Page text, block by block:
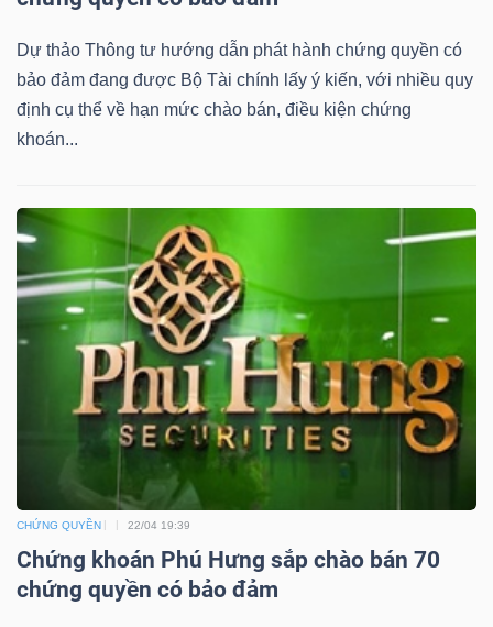
Dự thảo Thông tư hướng dẫn phát hành chứng quyền có
bảo đảm đang được Bộ Tài chính lấy ý kiến, với nhiều quy
định cụ thể về hạn mức chào bán, điều kiện chứng
khoán...
CHỨNG QUYỀN 22/04 19:39
Chứng khoán Phú Hưng sắp chào bán 70
chứng quyền có bảo đảm
YẾU
TIÊU
THIẾT
CHĂM
TÀI